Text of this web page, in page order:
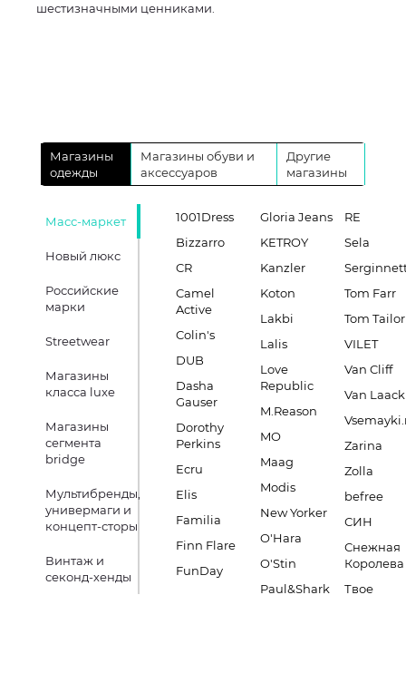
шестизначными ценниками.
Магазины
одежды
Магазины обуви и
аксессуаров
Другие
магазины
Масс-маркет
Новый люкс
Российские
марки
Streetwear
Магазины
класса luxe
Магазины
сегмента
bridge
Мультибренды,
универмаги и
концепт-сторы
Винтаж и
секонд-хенды
1001Dress
Bizzarro
CR
Camel
Active
Colin's
DUB
Dasha
Gauser
Dorothy
Perkins
Ecru
Elis
Familia
Finn Flare
FunDay
Gloria Jeans
KETROY
Kanzler
Koton
Lakbi
Lalis
Love
Republic
M.Reason
MO
Maag
Modis
New Yorker
O'Hara
O'Stin
Paul&Shark
RE
Sela
Tom Farr
Tom Tailor
VILET
Van Cliff
Van Laack
Zarina
Zolla
befree
СИН
Снежная
Королева
Твое